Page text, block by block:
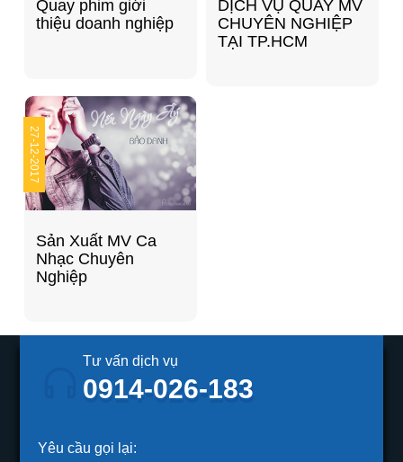
Quay phim giới
thiệu doanh nghiệp
DỊCH VỤ QUAY MV
CHUYÊN NGHIỆP
TẠI TP.HCM
Sản Xuất MV Ca
Nhạc Chuyên
Nghiệp
27
12-2017
Tư vấn dịch vụ
0914-026-183
Yêu cầu gọi lại: